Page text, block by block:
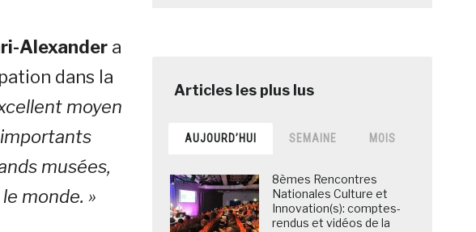
Alexandera
dans la
moyen
musées,
monde. »
AUJOURD’HUI SEMAINE MOIS
8èmes Rencontres
Nationales Culture et
Innovation(s): comptes-
rendus et vidéos de la